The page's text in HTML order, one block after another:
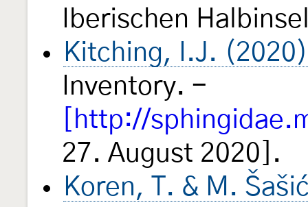
Iberischen
Kitching, I.J. (2020)
Inventory. -
[http://
27. August 2020].
Koren, T. & M.